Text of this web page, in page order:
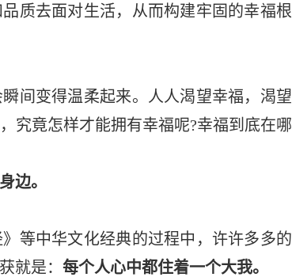
质去面对生活，从而构建牢固的幸福根
变得温柔起来。人人渴望幸福，渴望
究竟怎样才能拥有幸福呢?幸福到底在哪
边。
中华文化经典的过程中，许许多多的
就是： 每个人心中都住着一个大我。